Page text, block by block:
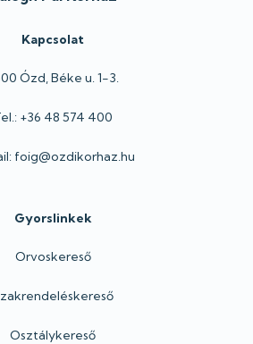
Kapcsolat
Ózd, Béke u. 1-3.
+36 48 574 400
foig@ozdikorhaz.hu
Gyorslinkek
Orvoskereső
Osztálykereső